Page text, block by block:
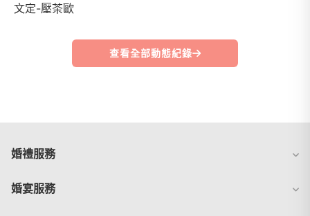
文定-壓茶歐
查看全部動態紀錄
婚禮服務
婚宴服務